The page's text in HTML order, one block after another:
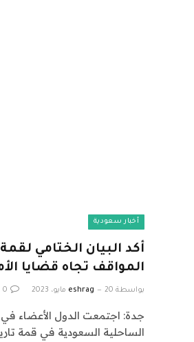
أخبار سعودية
أكد البيان الختامي
المواقف تجاه قضايا
بواسطة eshrag 20 مايو، 2023 0
جدة: اجتمعت الدول الأعضاء
الساحلية السعودية في قمة